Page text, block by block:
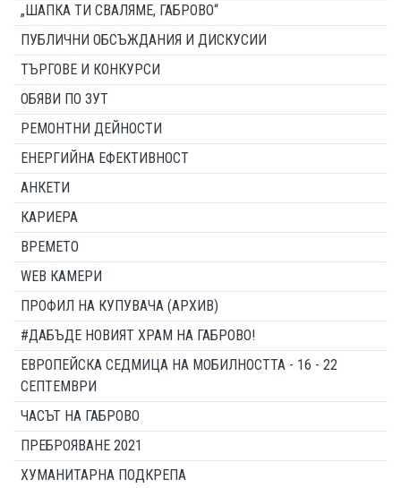
„ШАПКА ТИ СВАЛЯМЕ, ГАБРОВО“
ПУБЛИЧНИ ОБСЪЖДАНИЯ И ДИСКУСИИ
ТЪРГОВЕ И КОНКУРСИ
ОБЯВИ ПО ЗУТ
РЕМОНТНИ ДЕЙНОСТИ
ЕНЕРГИЙНА ЕФЕКТИВНОСТ
АНКЕТИ
КАРИЕРА
ВРЕМЕТО
WEB КАМЕРИ
ПРОФИЛ НА КУПУВАЧА (АРХИВ)
#ДАБЪДЕ НОВИЯТ ХРАМ НА ГАБРОВО!
ЕВРОПЕЙСКА СЕДМИЦА НА МОБИЛНОСТТА - 16 - 22
СЕПТЕМВРИ
ЧАСЪТ НА ГАБРОВО
ПРЕБРОЯВАНЕ 2021
ХУМАНИТАРНА ПОДКРЕПА